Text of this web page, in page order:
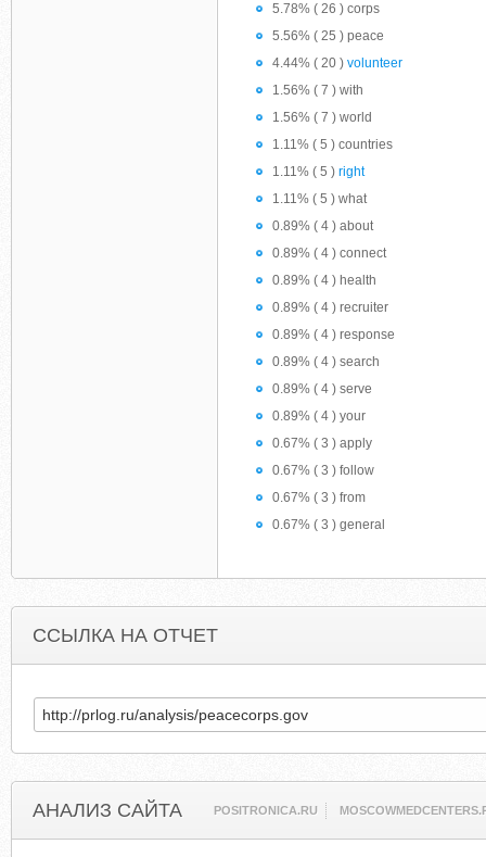
5.78% ( 26 ) corps
5.56% ( 25 ) peace
4.44% ( 20 ) volunteer
1.56% ( 7 ) with
1.56% ( 7 ) world
1.11% ( 5 ) countries
1.11% ( 5 ) right
1.11% ( 5 ) what
0.89% ( 4 ) about
0.89% ( 4 ) connect
0.89% ( 4 ) health
0.89% ( 4 ) recruiter
0.89% ( 4 ) response
0.89% ( 4 ) search
0.89% ( 4 ) serve
0.89% ( 4 ) your
0.67% ( 3 ) apply
0.67% ( 3 ) follow
0.67% ( 3 ) from
0.67% ( 3 ) general
ССЫЛКА НА ОТЧЕТ
АНАЛИЗ САЙТА POSITRONICA.RU